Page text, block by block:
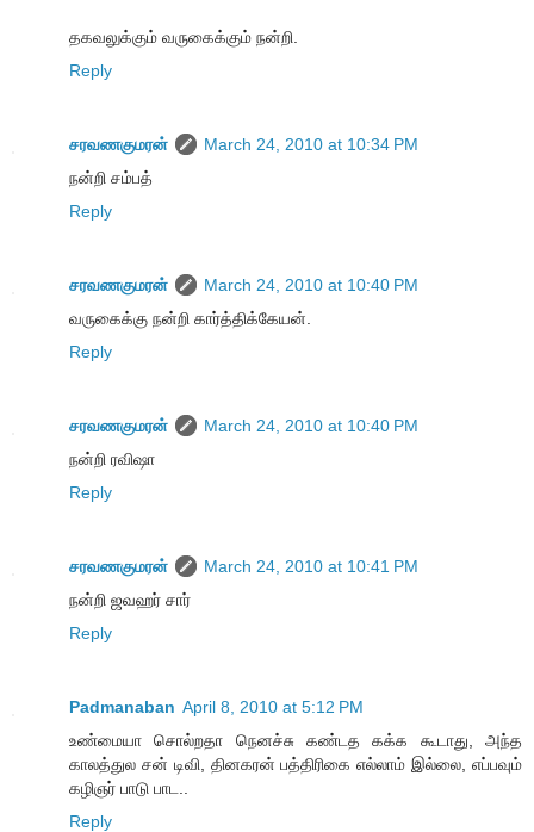
தகவலுக்கும் வருகைக்கும் நன்றி.
Reply
சரவணகுமரன்
March 24, 2010 at 10:34 PM
நன்றி சம்பத்
Reply
சரவணகுமரன்
March 24, 2010 at 10:40 PM
வருகைக்கு நன்றி கார்த்திக்கேயன்.
Reply
சரவணகுமரன்
March 24, 2010 at 10:40 PM
நன்றி ரவிஷா
Reply
சரவணகுமரன்
March 24, 2010 at 10:41 PM
நன்றி ஜவஹர் சார்
Reply
Padmanaban April 8, 2010 at 5:12 PM
உண்மையா சொல்றதா நெனச்சு கண்டத கக்க கூடாது, அந்த
காலத்துல சன் டிவி, தினகரன் பத்திரிகை எல்லாம் இல்லை, எப்பவும்
கழிஞர் பாடு பாட..
Reply